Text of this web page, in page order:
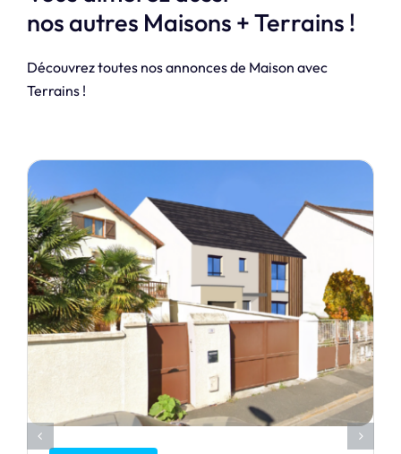
nos autres Maisons + Terrains !
Découvrez toutes nos annonces de Maison avec
Terrains !